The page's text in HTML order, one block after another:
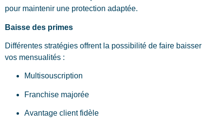
pour maintenir une protection adaptée.
Baisse des primes
Différentes stratégies offrent la possibilité de faire baisser
vos mensualités :
Multisouscription
Franchise majorée
Avantage client fidèle